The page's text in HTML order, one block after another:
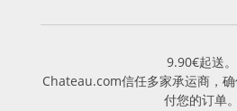
9.90€起送。
Chateau.com信任多家承运商，
付您的订单。